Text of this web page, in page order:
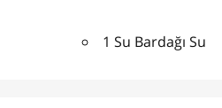
1 Su Bardağı Su